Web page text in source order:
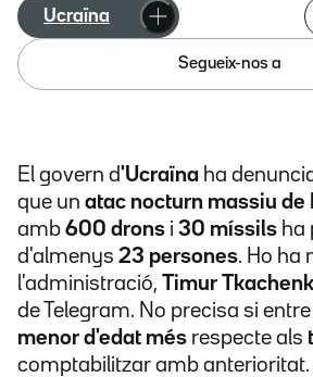
Ucraïna
Segueix-nos a
El govern d'Ucraïna ha
que un atac nocturn massiu de
amb 600 drons i 30 míssils ha
d'almenys 23 persones. Ho ha
l'administració, Timur
de Telegram. No precisa si
menor d'edat més respecte als
comptabilitzar amb anterioritat.